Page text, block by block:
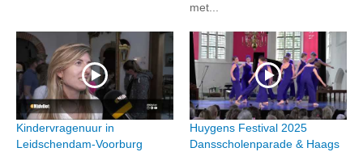
met...
Kindervragenuur in
Leidschendam-Voorburg
Huygens Festival 2025
Dansscholenparade & Haags